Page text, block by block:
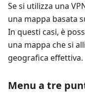
Se si utilizza una
una mappa basata
In questi casi, è
una mappa che si
geografica effettiva.
Menu a tre